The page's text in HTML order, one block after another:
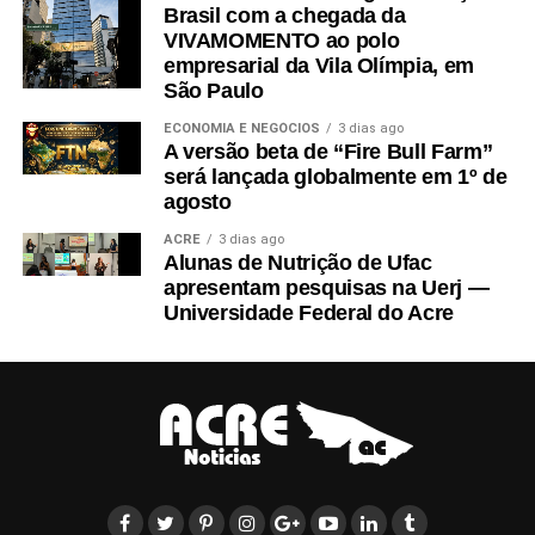
poços de monitoramento para análise da qualidade da
água subterrânea. Apresentação de medidas de controle
e mitigação de impactos ambientais”.
Além disso, o relator considerou o princípio da
precaução para evitar danos ambientais que podem
atingir a saúde da população. “Ademais, deve ser
diante da incerteza sobre os impactos ambientais de
uma atividade potencialmente poluidora, deve-se adotar
uma postura cautelosa, evitando-se medidas que possam
Agravo de Instrumento n.º 1001814-89.2024.8.01.0000
Brasil com a chegada da
VIVAMOMENTO ao polo
empresarial da Vila Olímpia, em
São Paulo
ECONOMIA E NEGÓCIOS 3 dias ago
A versão beta de “Fire Bull Farm”
será lançada globalmente em 1º de
agosto
ACRE 3 dias ago
Alunas de Nutrição de Ufac
apresentam pesquisas na Uerj —
Universidade Federal do Acre